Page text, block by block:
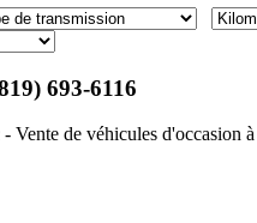
693-6116
de véhicules d'occasion